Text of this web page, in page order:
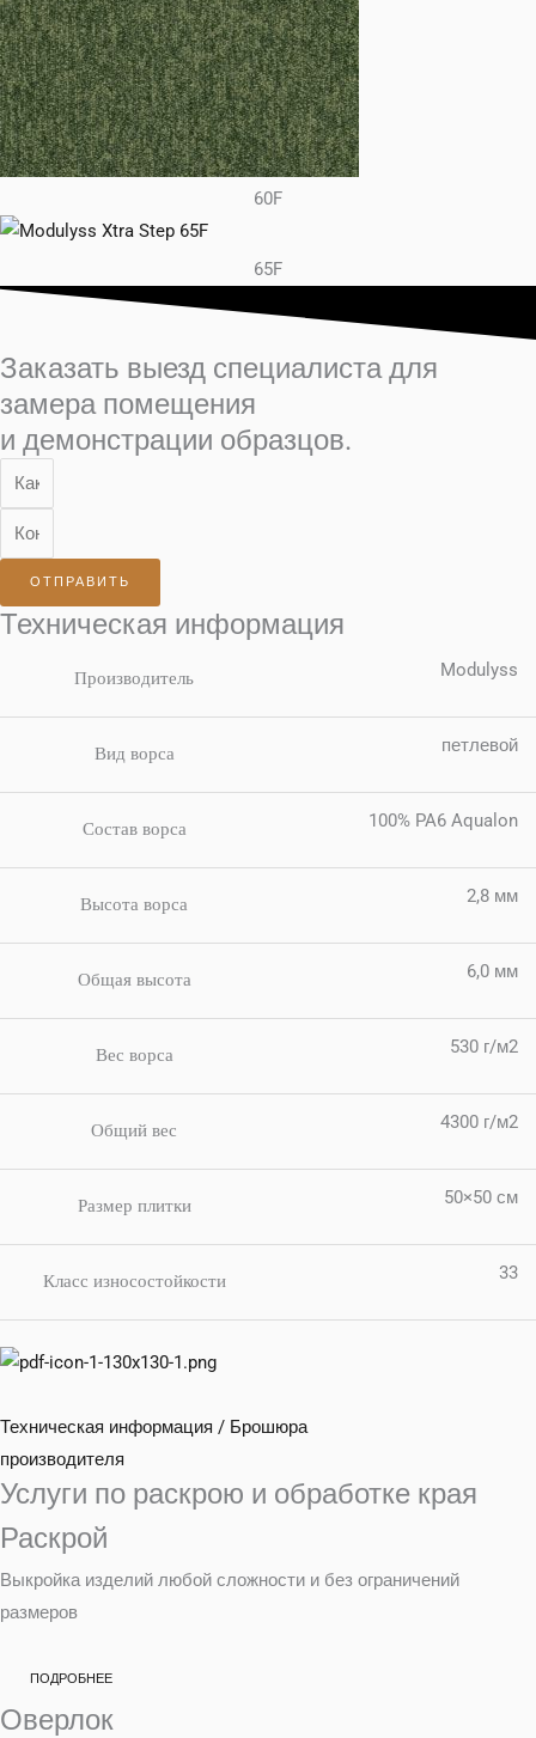
60F
65F
Заказать выезд специалиста для
замера помещения
и демонстрации образцов.
ОТПРАВИТЬ
Техническая информация
Производитель Modulyss
Вид ворса петлевой
Состав ворса 100% PA6 Aqualon
Высота ворса 2,8 мм
Общая высота 6,0 мм
Вес ворса 530 г/м2
Общий вес 4300 г/м2
Размер плитки 50×50 см
Класс износостойкости 33
Техническая информация / Брошюра
производителя
Услуги по раскрою и обработке края
Раскрой
Выкройка изделий любой сложности и без ограничений
размеров
ПОДРОБНЕЕ
Оверлок